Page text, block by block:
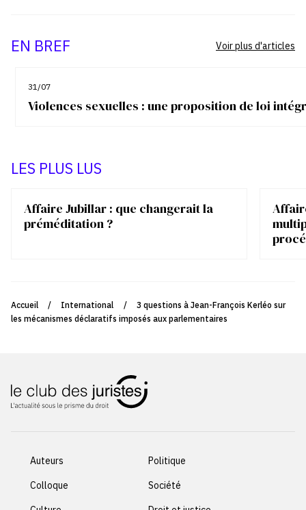
EN BREF
31/07
Violences sexuelles : une proposition de loi
Voir plus d'articles
LES PLUS LUS
Affaire Jubillar : que changerait la
préméditation ?
Accueil / International /
3 questions à Jean-François Kerléo sur
les mécanismes déclaratifs imposés aux parlementaires
Auteurs
Colloque
Politique
Société